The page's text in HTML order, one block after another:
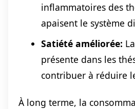
inflammatoires des
apaisent le système
Satiété améliorée:
présente dans les
contribuer à réduire
À long terme, la